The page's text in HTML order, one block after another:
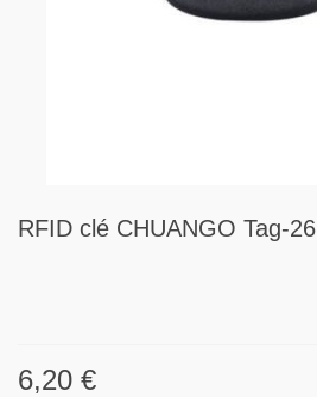
RFID clé CHUANGO Tag-26
6,20 €